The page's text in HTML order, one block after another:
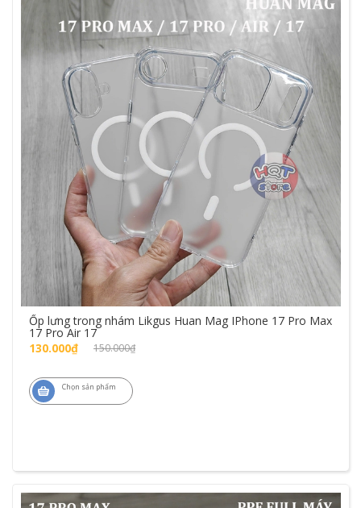
Ốp lưng trong nhám Likgus Huan Mag IPhone 17 Pro Max
17 Pro Air 17
130.000₫
150.000₫
Chọn sản phẩm